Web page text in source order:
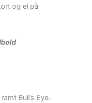
og el på
Bull’s Eye.